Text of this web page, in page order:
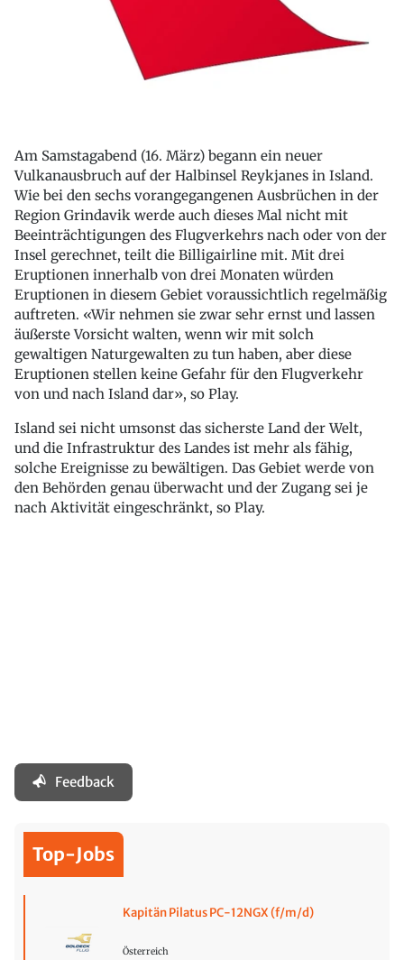
Am Samstagabend (16. März) begann ein neuer
Vulkanausbruch auf der Halbinsel Reykjanes in Island.
Wie bei den sechs vorangegangenen Ausbrüchen in der
Region Grindavik werde auch dieses Mal nicht mit
Beeinträchtigungen des Flugverkehrs nach oder von der
Insel gerechnet, teilt die Billigairline mit. Mit drei
Eruptionen innerhalb von drei Monaten würden
Eruptionen in diesem Gebiet voraussichtlich regelmäßig
auftreten. «Wir nehmen sie zwar sehr ernst und lassen
äußerste Vorsicht walten, wenn wir mit solch
gewaltigen Naturgewalten zu tun haben, aber diese
Eruptionen stellen keine Gefahr für den Flugverkehr
von und nach Island dar», so Play.
Island sei nicht umsonst das sicherste Land der Welt,
und die Infrastruktur des Landes ist mehr als fähig,
solche Ereignisse zu bewältigen. Das Gebiet werde von
den Behörden genau überwacht und der Zugang sei je
nach Aktivität eingeschränkt, so Play.
Feedback
Top-Jobs
Kapitän Pilatus PC-12NGX (f/m/d)
Österreich